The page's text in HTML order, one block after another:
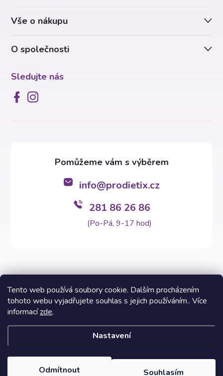
Tento web používá soubory cookie. Dalším procházením
tohoto webu vyjadřujete souhlas s jejich používáním.. Více
informacízde.
Nastavení
Odmítnout Souhlasím
O společnosti
Sledujte nás
Vše o nákupu
info@prodietix.cz
281 86 26 86
(Po-Pá, 9-17 hod)
Vytvořil Shoptet Premium
Copyright 2026
odborný lékařský posudek. Výsledky Prodietix diety se mohou lišit
a jsou závislé na individuálních dispozicích zákazníků. Fotografie